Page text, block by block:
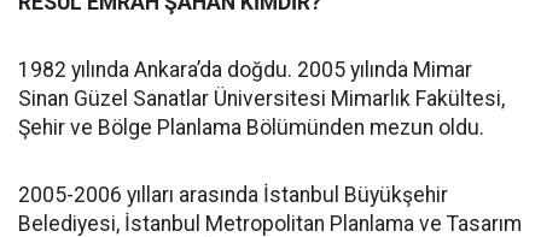
1982 yılında Ankara’da doğdu. 2005 yılında Mimar
Sinan Güzel Sanatlar Üniversitesi Mimarlık Fakültesi,
Şehir ve Bölge Planlama Bölümünden mezun oldu.
2005-2006 yılları arasında İstanbul Büyükşehir
Belediyesi, İstanbul Metropolitan Planlama ve Tasarım